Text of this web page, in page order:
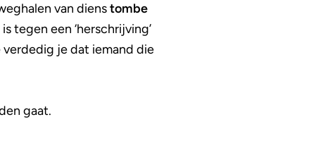
van dienstombe
tegen een ‘herschrijving’
verdedig je dat iemand die
gaat.